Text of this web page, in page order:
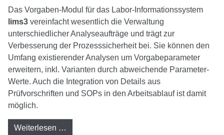
Das Vorgaben-Modul für das Labor-Informationssystem
lims3 vereinfacht wesentlich die Verwaltung
unterschiedlicher Analyseaufträge und trägt zur
Verbesserung der Prozesssicherheit bei. Sie können den
Umfang existierender Analysen um Vorgabeparameter
erweitern, inkl. Varianten durch abweichende Parameter-
Werte. Auch die Integration von Details aus
Prüfvorschriften und SOPs in den Arbeitsablauf ist damit
möglich.
Weiterlesen …